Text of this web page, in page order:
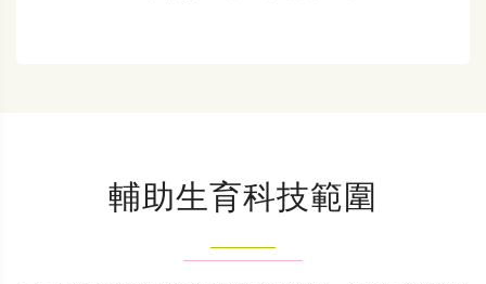
輔助生育科技範圍